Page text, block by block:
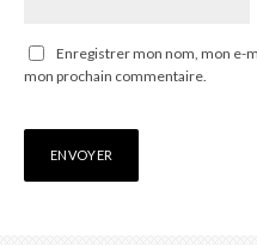
Enregistrer mon nom, mon e-
mon prochain commentaire.